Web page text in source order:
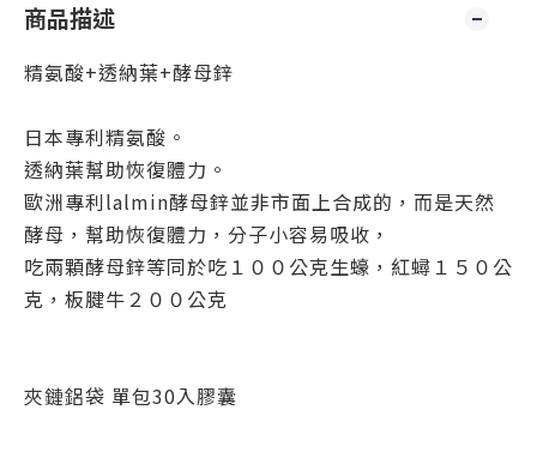
商品描述
精氨酸+透納葉+酵母鋅
日本專利精氨酸。
透納葉幫助恢復體力。
歐洲專利lalmin酵母鋅並非市面上合成的，而是天然
酵母，幫助恢復體力， 分子小容易吸收，
吃兩顆酵母鋅等同於吃１００公克生蠔，紅蟳１５０公
克，板腱牛２００公克
夾鏈鋁袋 單包30入膠囊